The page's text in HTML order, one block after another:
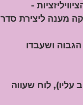
-
מענה ליצירת סדר
ושעבדו
לוח שעווה